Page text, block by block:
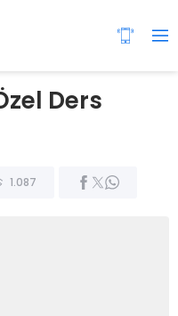
Ders
1.087